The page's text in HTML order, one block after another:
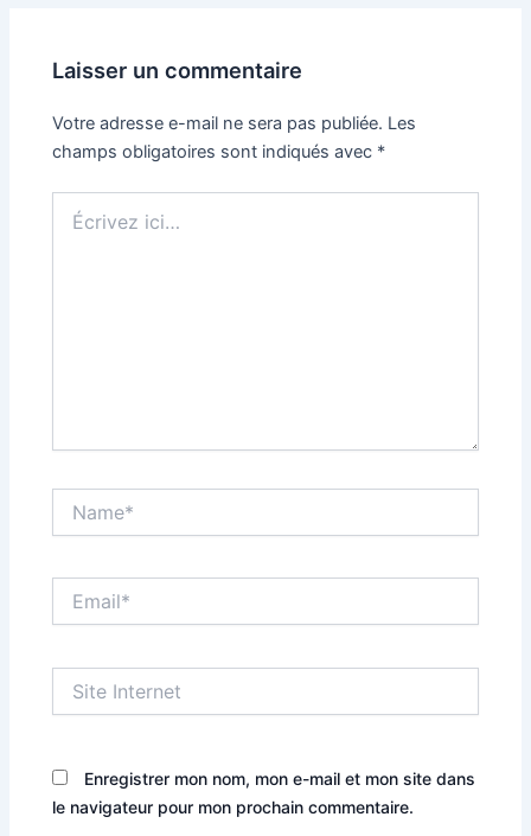
Laisser un commentaire
Votre adresse e-mail ne sera pas publiée. Les
champs obligatoires sont indiqués avec *
ici…
Internet
Enregistrer mon nom, mon e-mail et mon site dans
le navigateur pour mon prochain commentaire.